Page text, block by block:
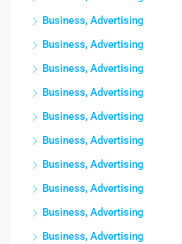
Business, Advertising
Business, Advertising
Business, Advertising
Business, Advertising
Business, Advertising
Business, Advertising
Business, Advertising
Business, Advertising
Business, Advertising
Business, Advertising